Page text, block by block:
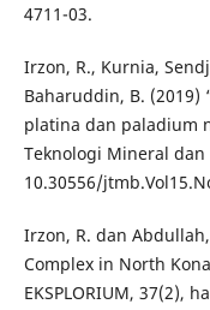
4711-03.
Irzon, R., Kurnia,
Baharuddin, B.
platina dan paladium
Teknologi Mineral dan
10.30556/
Irzon, R. dan
Complex in North
EKSPLORIUM, 37(2),